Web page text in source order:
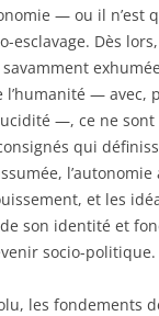
— ou il n’est
esclavage. Dès
l’humanité — avec,
—, ce ne
qui
l’autonomie
et les
son identité et
socio-politique.
les fondements